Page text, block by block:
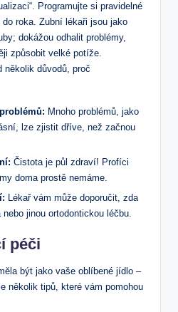
Programujte si pravidelné
roka. Zubní lékaři jsou jako
dokážou odhalit problémy,
způsobit velké potíže.
několik důvodů, proč
Mnoho problémů, jako
lze zjistit dříve, než začnou
Čistota je půl zdraví! Profíci
doma prostě nemáme.
Lékař vám může doporučit, zda
jinou ortodontickou léčbu.
péči
být jako vaše oblíbené jídlo –
několik tipů, které vám pomohou